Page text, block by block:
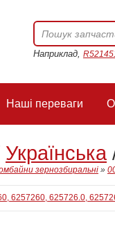
Наприклад,
Наші переваги
Українська
зернозбиральні »